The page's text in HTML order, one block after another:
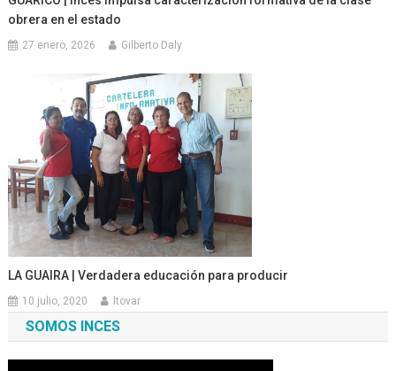
obrera en el estado
27 enero, 2026 Gilberto Daly
LA GUAIRA | Verdadera educación para producir
10 julio, 2020 ltovar
SOMOS INCES